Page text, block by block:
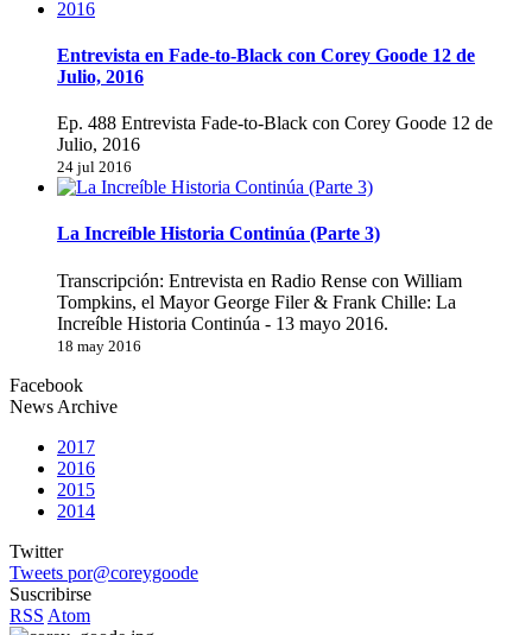
Entrevista en Fade-to-Black con Corey Goode 12 de
Julio, 2016
Ep. 488 Entrevista Fade-to-Black con Corey Goode 12 de
Julio, 2016
24 jul 2016
La Increíble Historia Continúa (Parte 3)
Transcripción: Entrevista en Radio Rense con William
Tompkins, el Mayor George Filer & Frank Chille: La
Increíble Historia Continúa - 13 mayo 2016.
18 may 2016
Facebook
News Archive
2017
2016
2015
2014
Twitter
Tweets por@coreygoode
Suscribirse
RSS Atom